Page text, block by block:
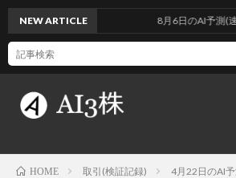
NEW ARTICLE 8月6日のAI予測(速報
HOME 取引(検証記録) 4月22日のAI